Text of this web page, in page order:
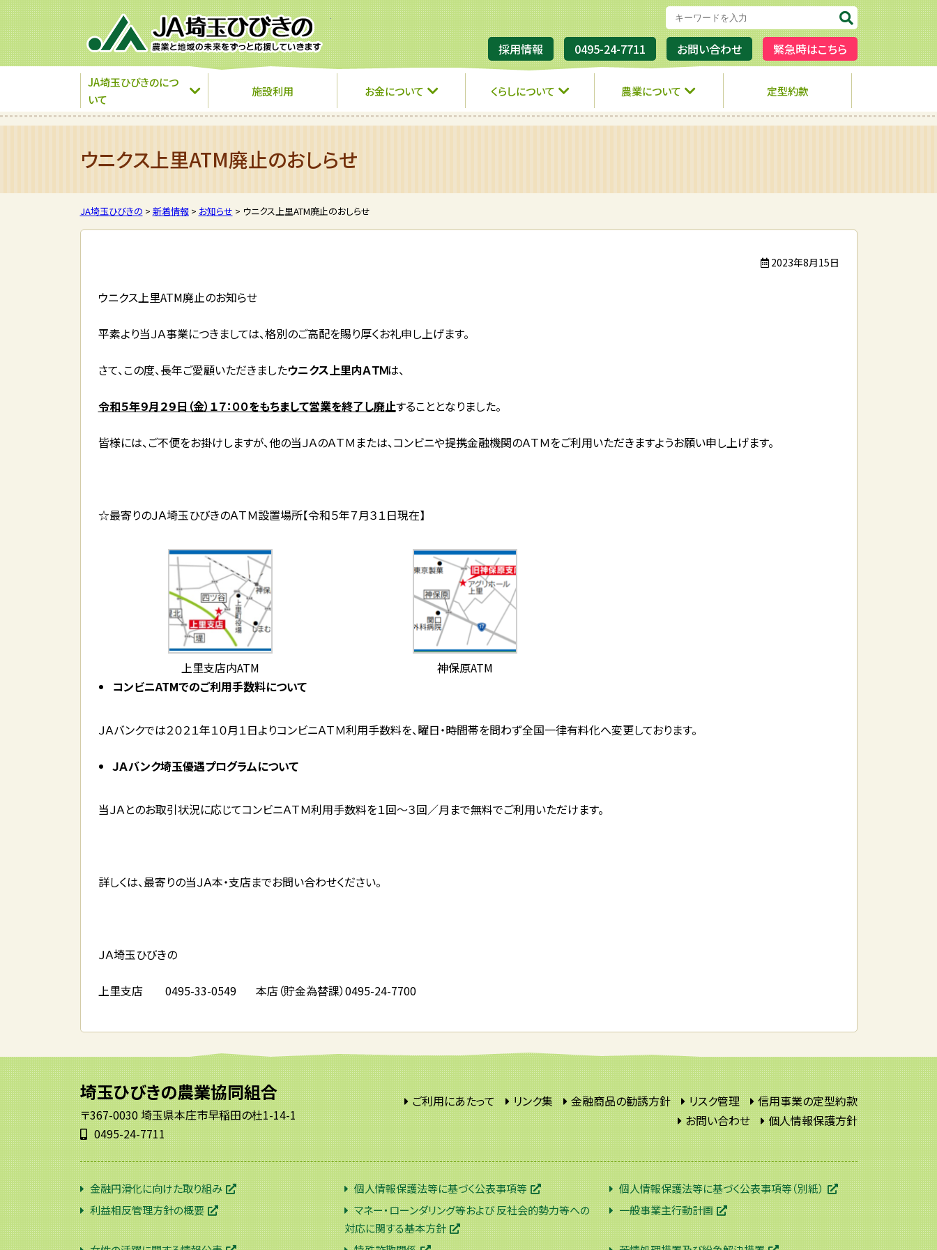
JA埼玉ひびきの
採用情報 0495-24-7711 お問い合わせ 緊急時はこちら
JA埼玉ひびきのにつ
いて
施設利用 お金について くらしについて 農業について 定型約款
ウニクス上里ATM廃止のおしらせ
JA埼玉ひびきの > 新着情報> お知らせ > ウニクス上里ATM廃止のおしらせ
2023年8月15日
ウニクス上里ATM廃止のお知らせ
平素より当ＪＡ事業につきましては、格別のご高配を賜り厚くお礼申し上げます。
さて、この度、長年ご愛顧いただきましたウニクス上里内ＡＴＭは、
令和５年９月２９日（金）１７：００をもちまして営業を終了し廃止することとなりました。
皆様には、ご不便をお掛けしますが、他の当ＪＡのＡＴＭまたは、コンビニや提携金融機関のＡＴＭをご利用いただきますようお願い申し上げます。
☆最寄りのＪＡ埼玉ひびきのＡＴＭ設置場所【令和５年７月３１日現在】
上里支店内ATM
神保原ATM
コンビニATMでのご利用手数料について
ＪＡバンクでは２０２１年１０月１日よりコンビニＡＴＭ利用手数料を、曜日・時間帯を問わず全国一律有料化へ変更しております。
ＪＡバンク埼玉優遇プログラムについて
当ＪＡとのお取引状況に応じてコンビニＡＴＭ利用手数料を１回～３回／月まで無料でご利用いただけます。
詳しくは、最寄りの当ＪＡ本・支店までお問い合わせください。
ＪＡ埼玉ひびきの
上里支店 0495-33-0549 本店（貯金為替課）0495-24-7700
ご利用にあたって リンク集 金融商品の勧誘方針 リスク管理
信用事業の定型約款
お問い合わせ
個人情報保護方針
埼玉ひびきの農業協同組合
〒367-0030 埼玉県本庄市早稲田の杜1-14-1
0495-24-7711
金融円滑化に向けた取り組み 個人情報保護法等に基づく公表事項等
個人情報保護法等に基づく公表事項等（別紙）
利益相反管理方針の概要
マネー・ローンダリング等および 反社会的勢力等への
対応に関する基本方針
一般事業主行動計画